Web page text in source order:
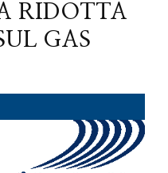
RIDOTTA
GAS